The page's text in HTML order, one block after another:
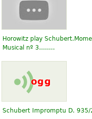
Horowitz play
Musical nº 3........
Schubert Impromptu D. 935/